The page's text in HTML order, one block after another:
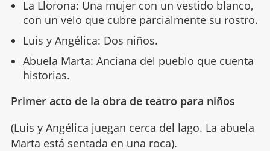
La Llorona: Una mujer con un vestido blanco,
con un velo que cubre parcialmente su rostro.
Luis y Angélica: Dos niños.
Abuela Marta: Anciana del pueblo que cuenta
historias.
Primer acto de la obra de teatro para niños
(Luis y Angélica juegan cerca del lago. La abuela
Marta está sentada en una roca).